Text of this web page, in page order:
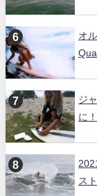
オ
ジ
に
ス